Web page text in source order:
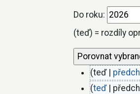
Do roku:
(teď) = rozdíly
teď
teď